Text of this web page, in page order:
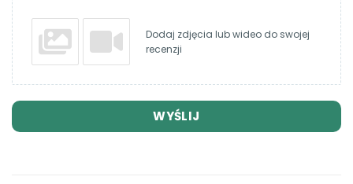
Dodaj zdjęcia lub wideo do swojej
recenzji
WYŚLIJ